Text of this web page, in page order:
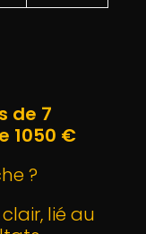
de 7
1050 €
?
lié au